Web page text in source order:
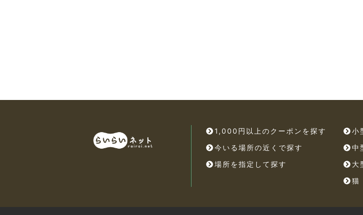
1,000円以上のクーポンを探す
今いる場所の近くで探す
場所を指定して探す
小
中
大
猫